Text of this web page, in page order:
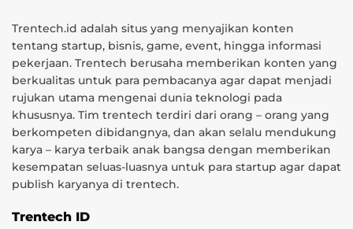
Trentech.id adalah situs yang menyajikan konten
tentang startup, bisnis, game, event, hingga informasi
pekerjaan. Trentech berusaha memberikan konten yang
berkualitas untuk para pembacanya agar dapat menjadi
rujukan utama mengenai dunia teknologi pada
khususnya. Tim trentech terdiri dari orang – orang yang
berkompeten dibidangnya, dan akan selalu mendukung
karya – karya terbaik anak bangsa dengan memberikan
kesempatan seluas-luasnya untuk para startup agar dapat
publish karyanya di trentech.
Trentech ID